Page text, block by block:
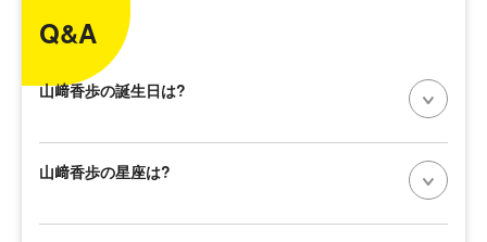
Q&A
山﨑香歩の誕生日は?
山﨑香歩の星座は?